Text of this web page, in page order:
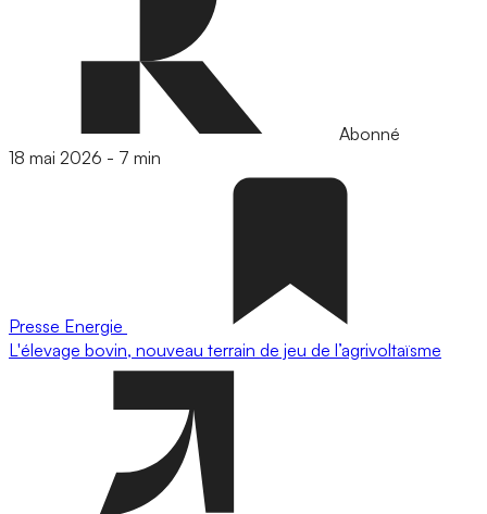
Abonné
18 mai 2026 - 7 min
Presse Energie
L'élevage bovin, nouveau terrain de jeu de l’agrivoltaïsme